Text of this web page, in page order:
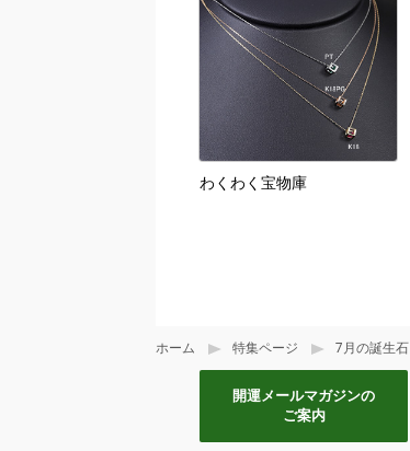
ホーム 特集ページ 7月の誕生石
わくわく宝物庫
開運メールマガジンの
ご案内